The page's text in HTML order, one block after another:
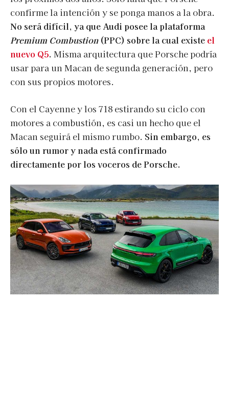
confirme la intención y se ponga manos a la obra.
No será difícil, ya que Audi posee la plataforma
Premium Combustion (PPC) sobre la cual existe el
nuevo Q5. Misma arquitectura que Porsche podría
usar para un Macan de segunda generación, pero
con sus propios motores.
Con el Cayenne y los 718 estirando su ciclo con
motores a combustión, es casi un hecho que el
Macan seguirá el mismo rumbo. Sin embargo, es
sólo un rumor y nada está confirmado
directamente por los voceros de Porsche.